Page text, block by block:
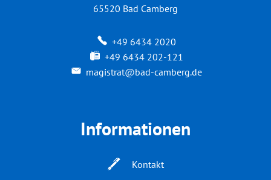
65520 Bad Camberg
+49 6434 2020
+49 6434 202-121
magistrat@bad-camberg.de
Informationen
Kontakt